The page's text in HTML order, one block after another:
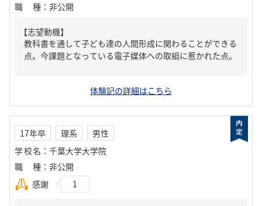
職種 ： 非公開
【志望動機】
教科書を通して子ども達の人間形成に関わることができる
点。今課題となっている電子媒体への取組に惹かれた点。
体験記の詳細はこちら
17年卒 理系
男性
学校名 ： 千葉大学大学院
職種 ： 非公開
感謝
1